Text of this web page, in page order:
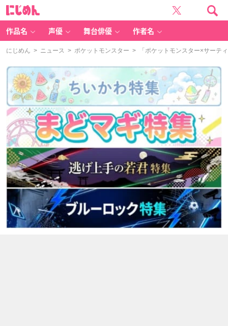
作品名 声優 舞台俳優 作者名
にじめん > ニュース > ポケットモンスター > 「ポケットモンスター×サーテ